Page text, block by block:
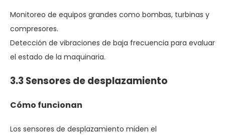
Monitoreo de equipos grandes como bombas, turbinas y
compresores.
Detección de vibraciones de baja frecuencia para evaluar
el estado de la maquinaria.
3.3 Sensores de desplazamiento
Cómo funcionan
Los sensores de desplazamiento miden el